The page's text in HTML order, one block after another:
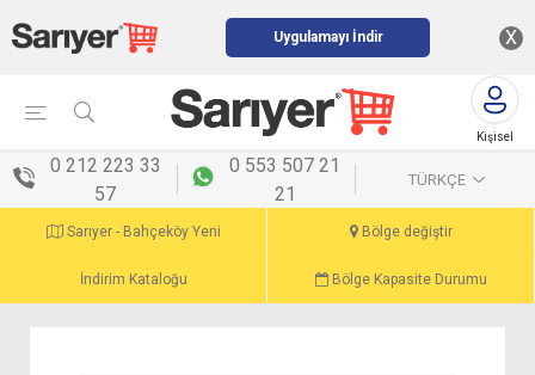
Uygulamayı İndir X
Kişisel
0 212 223 33
57
0 553 507 21
21
TÜRKÇE
Sarıyer - Bahçeköy Yeni Bölge değiştir
İndirim Kataloğu Bölge Kapasite Durumu